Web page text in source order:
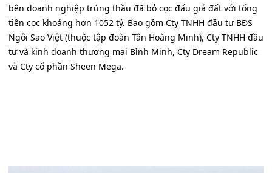
bên doanh nghiệp trúng thầu đã bỏ cọc đấu giá đất với tổng
tiền cọc khoảng hơn 1052 tỷ. Bao gồm Cty TNHH đầu tư BĐS
Ngôi Sao Việt (thuộc tập đoàn Tân Hoàng Minh), Cty TNHH đầu
tư và kinh doanh thương mại Bình Minh, Cty Dream Republic
và Cty cổ phần Sheen Mega.